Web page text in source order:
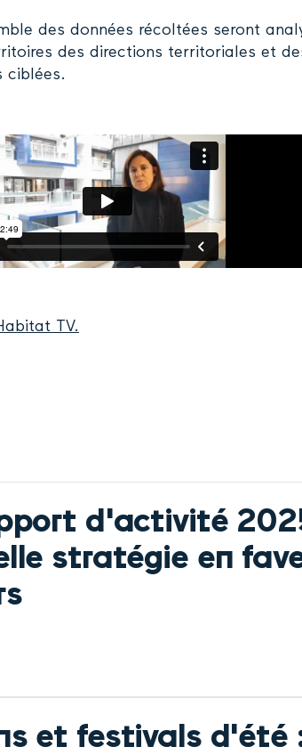
des données récoltées seront
des directions territoriales et
ciblées.
TV.
d'activité
stratégie en
et festivals d'été